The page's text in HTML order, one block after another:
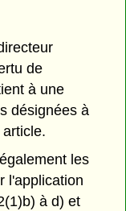
de
à une
désignées à
les
l'application
à d) et